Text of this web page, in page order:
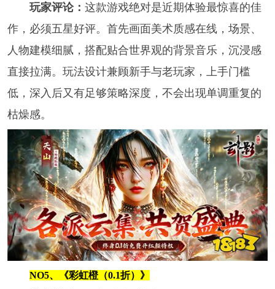
玩家评论： 这款游戏绝对是近期体验最惊喜的佳
作，必须五星好评。首先画面美术质感在线，场景、
人物建模细腻，搭配贴合世界观的背景音乐，沉浸感
直接拉满。玩法设计兼顾新手与老玩家，上手门槛
低，深入后又有足够策略深度，不会出现单调重复的
枯燥感。
NO5、《彩虹橙（0.1折）》